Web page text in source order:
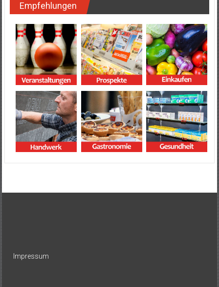
Empfehlungen
Impressum